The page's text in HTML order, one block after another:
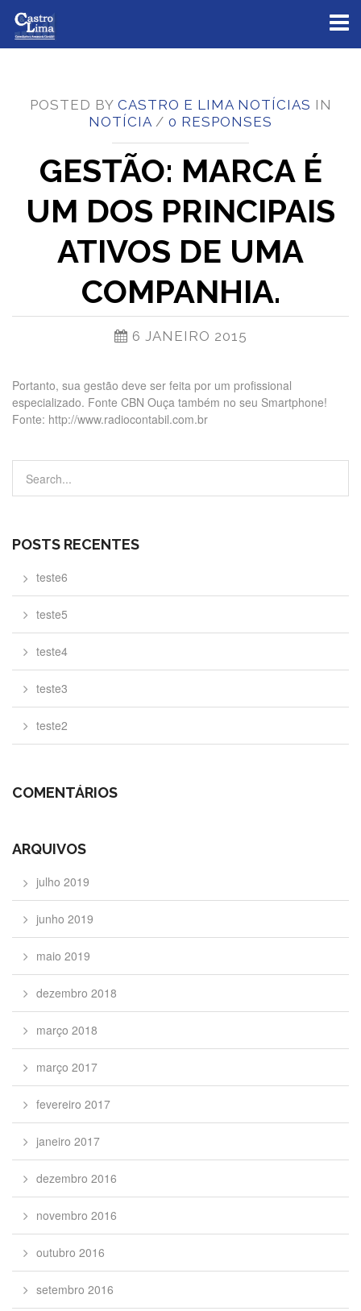
POSTED BY CASTRO E LIMA NOTÍCIAS IN
NOTÍCIA / 0 RESPONSES
GESTÃO: MARCA É
UM DOS PRINCIPAIS
ATIVOS DE UMA
COMPANHIA.
6 JANEIRO 2015
Portanto, sua gestão deve ser feita por um profissional
especializado. Fonte CBN Ouça também no seu Smartphone!
Fonte: http://www.radiocontabil.com.br
POSTS RECENTES
teste6
teste5
teste4
teste3
teste2
COMENTÁRIOS
ARQUIVOS
julho 2019
junho 2019
maio 2019
dezembro 2018
março 2018
março 2017
fevereiro 2017
janeiro 2017
dezembro 2016
novembro 2016
outubro 2016
setembro 2016